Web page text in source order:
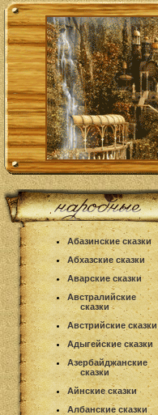
Абазинские сказки
Абхазские сказки
Аварские сказки
Австралийские
сказки
Австрийские сказки
Адыгейские сказки
Азербайджанские
сказки
Айнские сказки
Албанские сказки